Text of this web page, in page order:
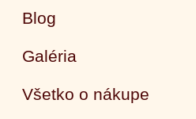
Blog
Galéria
Všetko o nákupe